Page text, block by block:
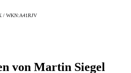
/ WKN:A41RJV
von Martin Siegel